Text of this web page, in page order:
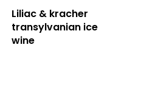
Liliac & kracher
transylvanian ice
wine
T: 04 91 33 46 59